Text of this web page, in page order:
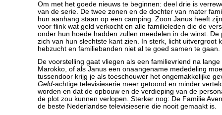
Om met het goede nieuws te beginnen: deel drie is
van de serie. De twee zonen en de dochter van mater
hun aanhang staan op een camping. Zoon Janus heeft
voor flink wat geld verkocht en alle familieleden die de
onder hun hoede hadden zullen meedelen in de winst. De
zich van hun slechtste kant zien. In sterk, licht uitvergroot
hebzucht en familiebanden niet al te goed samen te gaan.
De voorstelling gaat vliegen als een familievriend na
Marokko, of als Janus een onaangename mededeling
tussendoor krijg je als toeschouwer het ongemakkelijke
Geld-achtige televisieserie meer getoond en minder
worden en dat de opbouw en de verdieping van de
de plot zou kunnen verlopen. Sterker nog: De Familie
de beste Nederlandse televisieserie die nooit gemaakt is.